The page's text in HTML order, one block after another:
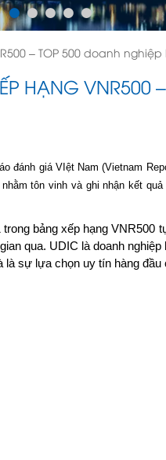
– TOP 500 doanh
HẠNG VNR500
đánh giá VIệt Nam (Vietnam
tôn vinh và ghi nhận kết
bảng xếp hạng VNR500
qua. UDIC là doanh
sự lựa chọn uy tín hàng